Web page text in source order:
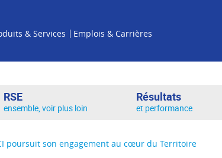
& Services Emplois & Carrières
RSE
ensemble, voir plus loin
Résultats
et performance
poursuit son engagement au cœur du Territoire